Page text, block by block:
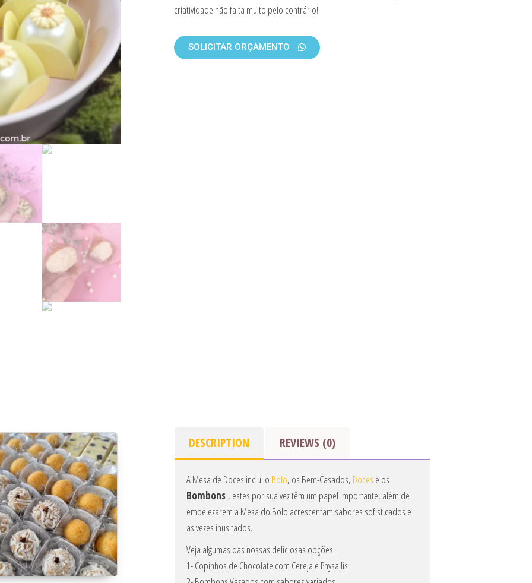
criatividade não falta muito pelo contrário!
SOLICITAR ORÇAMENTO
DESCRIPTION REVIEWS (0)
A Mesa de Doces inclui o Bolo, os Bem-Casados, Doces e os
Bombons , estes por sua vez têm um papel importante, além de
embelezarem a Mesa do Bolo acrescentam sabores sofisticados e
as vezes inusitados.
Veja algumas das nossas deliciosas opções:
1- Copinhos de Chocolate com Cereja e Physallis